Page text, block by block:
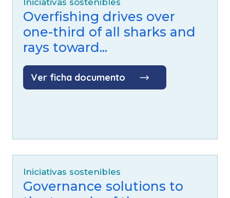
Iniciativas sostenibles
Overfishing drives over
one-third of all sharks and
rays toward...
Ver ficha documento
Iniciativas sostenibles
Governance solutions to